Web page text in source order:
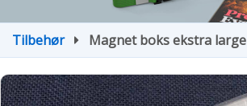
Tilbehør Magnet boks ekstra large